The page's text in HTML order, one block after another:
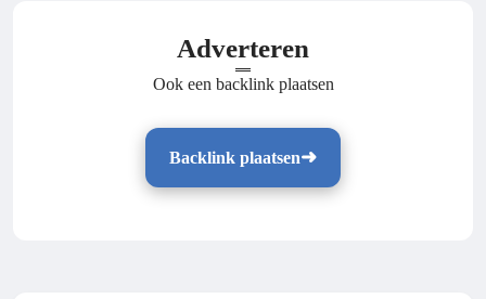
Adverteren
Ook een backlink plaatsen
Backlink plaatsen